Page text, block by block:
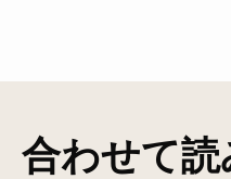
合わせて